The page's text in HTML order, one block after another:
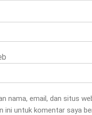
nama, email, dan situs
ini untuk komentar saya